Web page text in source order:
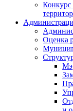
Конкурс
Оценка